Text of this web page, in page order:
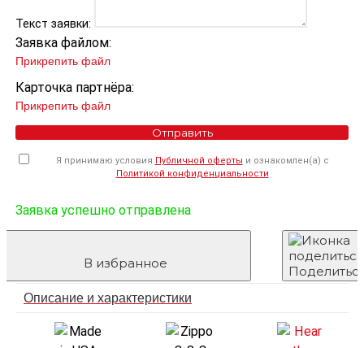
Текст заявки:
Заявка файлом:
Прикрепить файл
Карточка партнёра:
Прикрепить файл
Отправить
Я принимаю условия Публичной оферты и ознакомлен(а) с
Политикой конфиденциальности
Заявка успешно отправлена
В избранное
Описание и характеристики